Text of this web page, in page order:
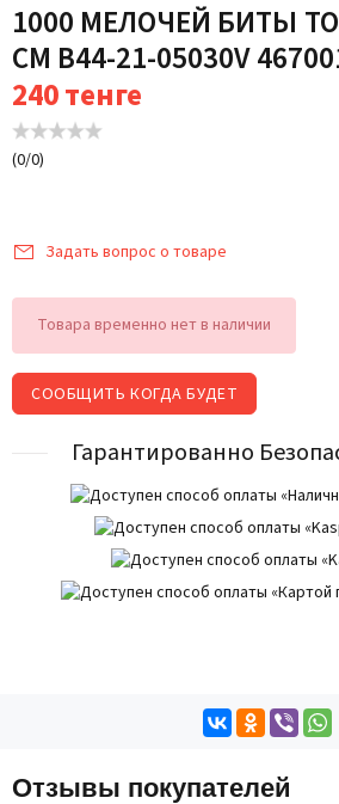
1000 МЕЛОЧЕЙ БИТЫ
CM B44-21-05030V
240тенге
(0/0)
Задать вопрос о товаре
Товара временно нет в наличии
СООБЩИТЬ КОГДА БУДЕТ
Гарантированно
Отзывы покупателей